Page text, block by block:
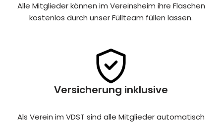
Alle Mitglieder können im Vereinsheim ihre Flaschen
kostenlos durch unser Füllteam füllen lassen.
Versicherung inklusive
Als Verein im VDST sind alle Mitglieder automatisch